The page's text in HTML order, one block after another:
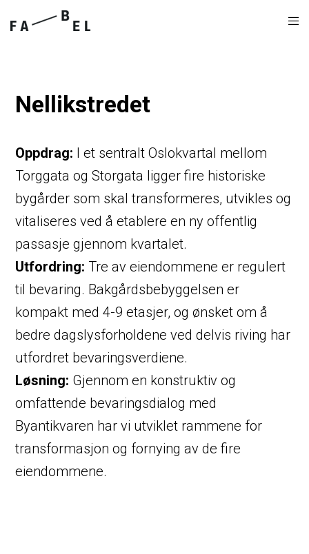
Nellikstredet
Oppdrag: I et sentralt Oslokvartal mellom
Torggata og Storgata ligger fire historiske
bygårder som skal transformeres, utvikles og
vitaliseres ved å etablere en ny offentlig
passasje gjennom kvartalet.
Utfordring: Tre av eiendommene er regulert
til bevaring. Bakgårdsbebyggelsen er
kompakt med 4-9 etasjer, og ønsket om å
bedre dagslysforholdene ved delvis riving har
utfordret bevaringsverdiene.
Løsning: Gjennom en konstruktiv og
omfattende bevaringsdialog med
Byantikvaren har vi utviklet rammene for
transformasjon og fornying av de fire
eiendommene.